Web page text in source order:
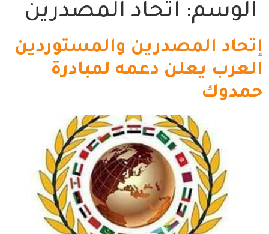
الوسم: اتحاد المصدرين
إتحاد المصدرين والمستوردين
العرب يعلن دعمه لمبادرة
حمدوك